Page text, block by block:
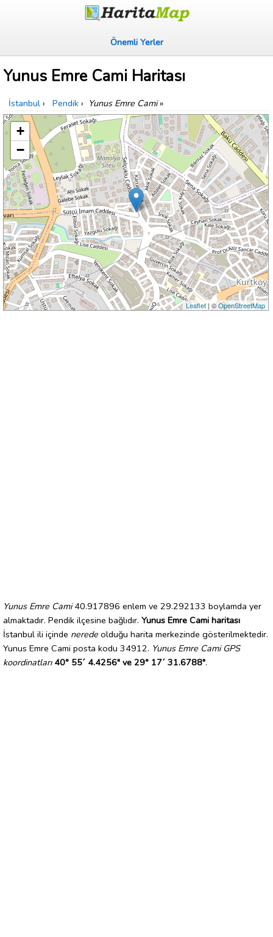
Önemli Yerler
Yunus Emre Cami Haritası
İstanbul › Pendik › Yunus Emre Cami»
+
−
Leaflet| ©OpenStreetMap
Yunus Emre Cami40.917896 enlem ve 29.292133 boylamda yer
almaktadır. Pendik ilçesine bağlıdır. Yunus Emre Cami haritası
İstanbul ili içinde nerede olduğu harita merkezinde gösterilmektedir.
Yunus Emre Cami posta kodu 34912. Yunus Emre Cami GPS
koordinatları 40° 55´ 4.4256" ve 29° 17´ 31.6788".